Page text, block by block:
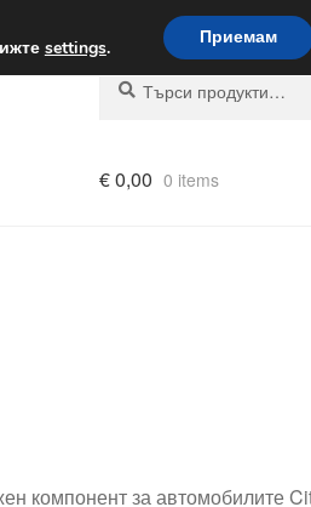
по целия свят
Търсене
Търсене
€0,00 0 items
компонент за автомобилите
settings. Приемам